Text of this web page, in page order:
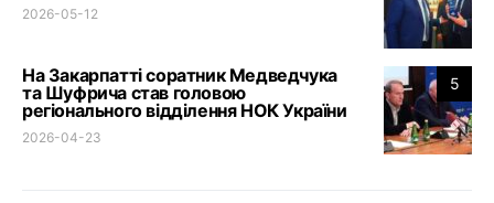
2026-05-12
5
На Закарпатті соратник Медведчука
та Шуфрича став головою
регіонального відділення НОК України
2026-04-23